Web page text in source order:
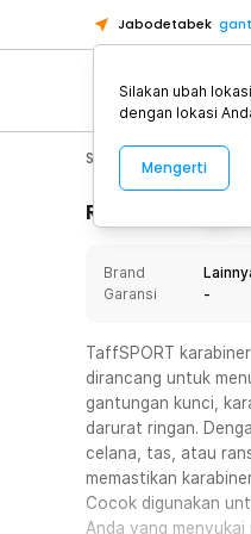
Jabodetabek
Sport & Outdoor
Rincian Produk
Brand
Garansi
-
TaffSPORT
dirancang untuk
gantungan kunci,
darurat ringan.
celana, tas, atau
memastikan
Cocok digunakan
Anda yang
Silakan ubah
dengan lokasi
Mengerti